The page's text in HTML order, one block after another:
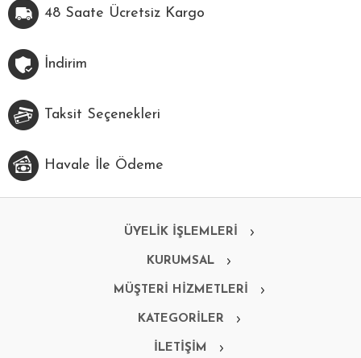
48 Saate Ücretsiz Kargo
İndirim
Taksit Seçenekleri
Havale İle Ödeme
ÜYELİK İŞLEMLERİ
KURUMSAL
MÜŞTERİ HİZMETLERİ
KATEGORİLER
İLETİŞİM